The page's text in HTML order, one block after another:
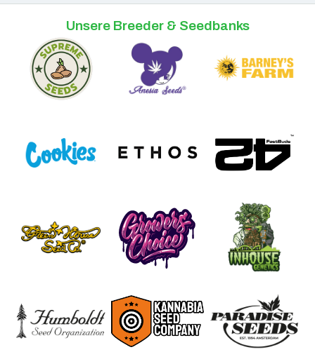
Unsere Breeder & Seedbanks